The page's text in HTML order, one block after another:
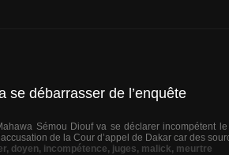
se débarrasser de l’enquête
Sémou Diouf va se déclarer incompétent
de la Cour d’appel de Dakar car des
, doyen, incompétence, juges, malick, meurtre